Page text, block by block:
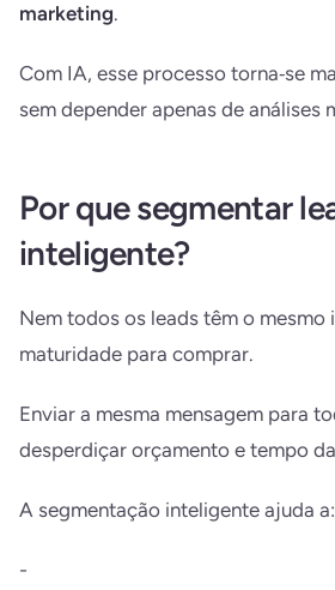
marketing.
Com IA, esse processo torna‑se
sem depender apenas de análises
Por que segmentar
inteligente?
Nem todos os leads têm o mesmo
maturidade para comprar.
Enviar a mesma mensagem para
desperdiçar orçamento e tempo
A segmentação inteligente ajuda a:
-